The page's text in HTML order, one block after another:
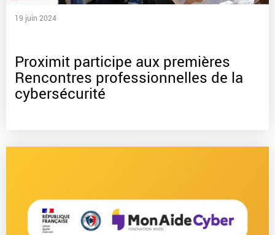
19 juin 2024
Proximit participe aux premières
Rencontres professionnelles de la
cybersécurité